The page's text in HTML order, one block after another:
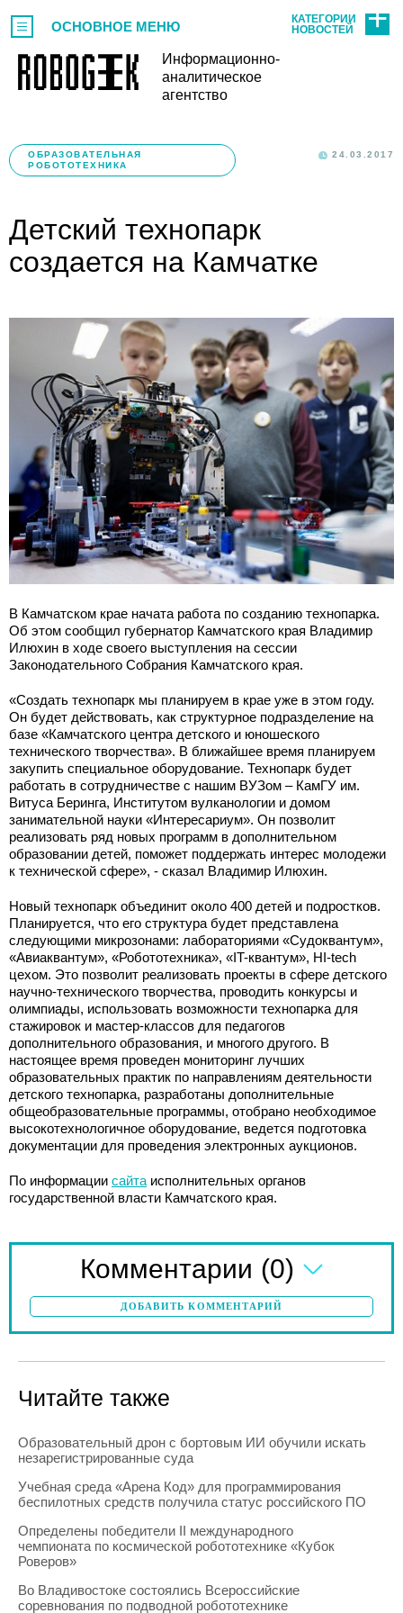
Информационно-
аналитическое
агентство
ОСНОВНОЕ МЕНЮ
КАТЕГОРИИ
НОВОСТЕЙ
ОБРАЗОВАТЕЛЬНАЯ
РОБОТОТЕХНИКА
24.03.2017
Детский технопарк
создается на Камчатке
В Камчатском крае начата работа по созданию технопарка.
Об этом сообщил губернатор Камчатского края Владимир
Илюхин в ходе своего выступления на сессии
Законодательного Собрания Камчатского края.
«Создать технопарк мы планируем в крае уже в этом году.
Он будет действовать, как структурное подразделение на
базе «Камчатского центра детского и юношеского
технического творчества». В ближайшее время планируем
закупить специальное оборудование. Технопарк будет
работать в сотрудничестве с нашим ВУЗом – КамГУ им.
Витуса Беринга, Институтом вулканологии и домом
занимательной науки «Интересариум». Он позволит
реализовать ряд новых программ в дополнительном
образовании детей, поможет поддержать интерес молодежи
к технической сфере», - сказал Владимир Илюхин.
Новый технопарк объединит около 400 детей и подростков.
Планируется, что его структура будет представлена
следующими микрозонами: лабораториями «Судоквантум»,
«Авиаквантум», «Робототехника», «IT-квантум», HI-tech
цехом. Это позволит реализовать проекты в сфере детского
научно-технического творчества, проводить конкурсы и
олимпиады, использовать возможности технопарка для
стажировок и мастер-классов для педагогов
дополнительного образования, и многого другого. В
настоящее время проведен мониторинг лучших
образовательных практик по направлениям деятельности
детского технопарка, разработаны дополнительные
общеобразовательные программы, отобрано необходимое
высокотехнологичное оборудование, ведется подготовка
документации для проведения электронных аукционов.
По информации сайта исполнительных органов
государственной власти Камчатского края.
Комментарии (0)
ДОБАВИТЬ КОММЕНТАРИЙ
Читайте также
Образовательный дрон с бортовым ИИ обучили искать
незарегистрированные суда
Учебная среда «Арена Код» для программирования
беспилотных средств получила статус российского ПО
Определены победители II международного
чемпионата по космической робототехнике «Кубок
Роверов»
Во Владивостоке состоялись Всероссийские
соревнования по подводной робототехнике